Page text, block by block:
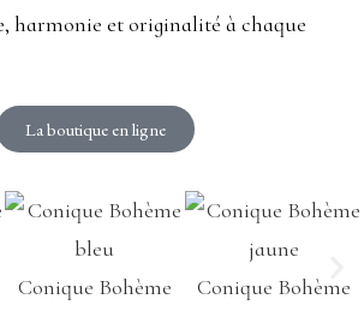
harmonie et originalité à chaque
La boutique en ligne
Conique Bohème
Conique Bohème